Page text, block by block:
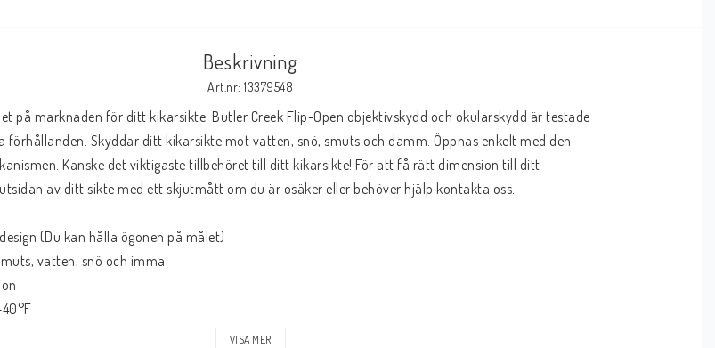
Beskrivning
Art.nr: 13379548
på marknaden för ditt kikarsikte. Butler Creek Flip-Open objektivskydd och okularskydd är testade
förhållanden. Skyddar ditt kikarsikte mot vatten, snö, smuts och damm. Öppnas enkelt med den
Kanske det viktigaste tillbehöret till ditt kikarsikte! För att få rätt dimension till ditt
av ditt sikte med ett skjutmått om du är osäker eller behöver hjälp kontakta oss.
(Du kan hålla ögonen på målet)
vatten, snö och imma
höger och vänster skyttar
VISA MER